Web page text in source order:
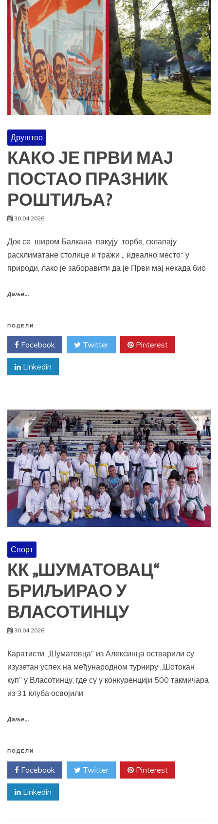
Друштво
КАКО ЈЕ ПРВИ МАЈ
ПОСТАО ПРАЗНИК
РОШТИЉА?
30.04.2026.
Док се широм Балкана пакују торбе, склапају
расклиматане столице и тражи „ идеално место“ у
природи, лако је заборавити да је Први мај некада био
Даље...
ПОДЕЛИ
Facebook Twitter Pinterest
Linkedin
Спорт
КК „ШУМАТОВАЦ“
БРИЉИРАО У
ВЛАСОТИНЦУ
30.04.2026.
Каратисти „Шуматовца” из Алексинца остварили су
изузетан успех на међународном турниру „Шотокан
куп” у Власотинцу, где су у конкуренцији 500 такмичара
из 31 клуба освојили
Даље...
ПОДЕЛИ
Facebook Twitter Pinterest
Linkedin